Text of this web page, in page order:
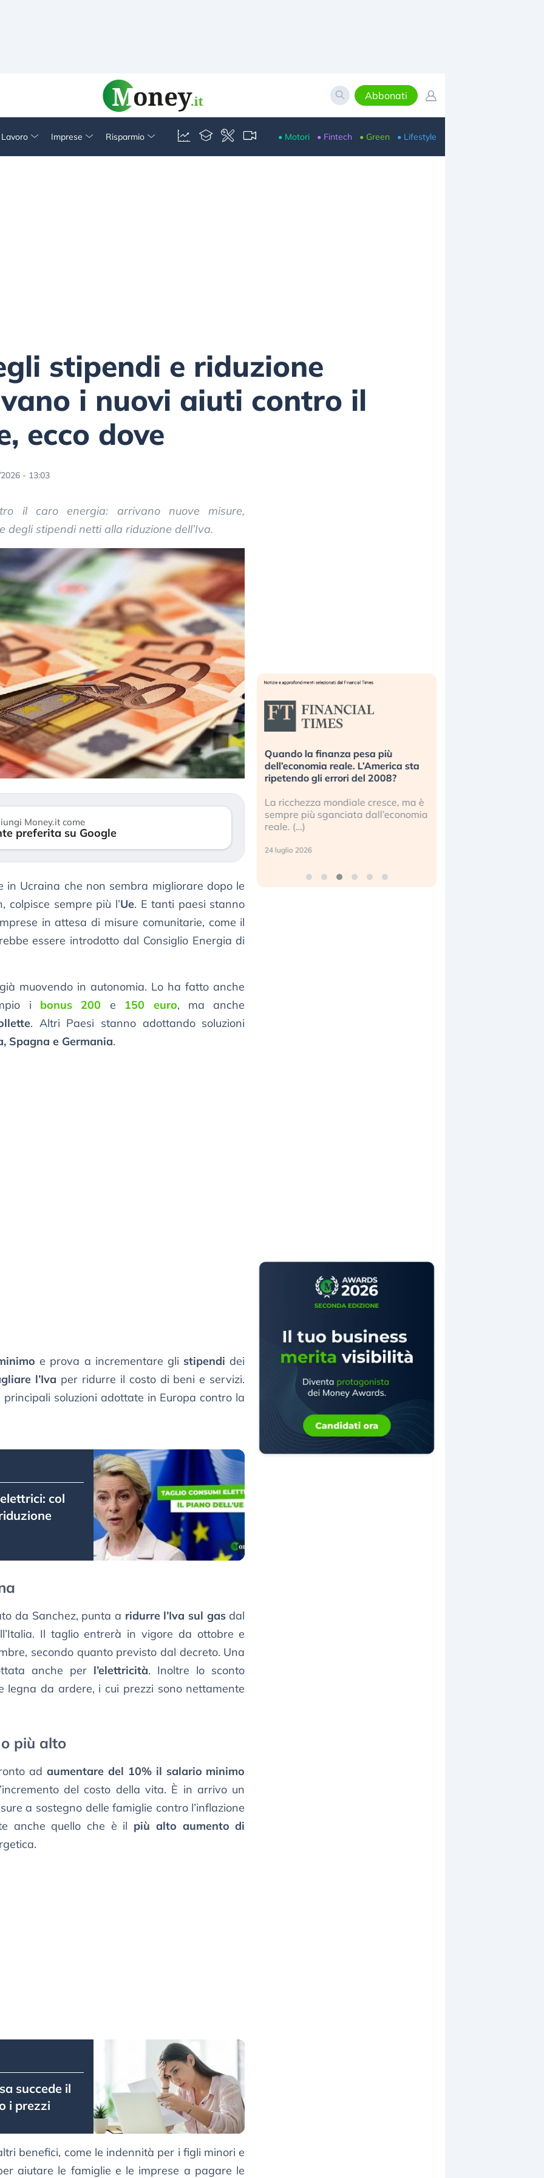
Abbonati
Imprese Risparmio • Motori • Fintech • Green • Lifestyle
stipendi e riduzione
i nuovi aiuti contro il
ecco dove
- 13:03
il caro energia: arrivano nuove misure,
degli stipendi netti alla riduzione dell’Iva.
Money.it come
preferita su Google
in Ucraina che non sembra migliorare dopo le
colpisce sempre più l’Ue. E tanti paesi stanno
in attesa di misure comunitarie, come il
essere introdotto dal Consiglio Energia di
muovendo in autonomia. Lo ha fatto anche
i bonus 200 e 150 euro, ma anche
. Altri Paesi stanno adottando soluzioni
Spagna e Germania.
e prova a incrementare gli stipendi dei
l’Iva per ridurre il costo di beni e servizi.
soluzioni adottate in Europa contro la
col
da Sanchez, punta a ridurre l’Iva sul gasdal
Il taglio entrerà in vigore da ottobre e
secondo quanto previsto dal decreto. Una
anche per l’elettricità. Inoltre lo sconto
legna da ardere, i cui prezzi sono nettamente
più alto
adaumentare del 10% il salario minimo
del costo della vita. È in arrivo un
a sostegno delle famiglie contro l’inflazione
anche quello che è il più alto aumento di
succede il
i prezzi
benefici, come le indennità per i figli minori e
aiutare le famiglie e le imprese a pagare le
alla
il
«La mia vita è rovinata». Investitori
in preda al panico dopo lo scoppio
della bolla AI
Kospi, mentre gli investitori retail (…)
30 luglio 2026
Quando la finanza pesa più
dell’economia reale. L’America sta
ripetendo gli errori del 2008?
La ricchezza mondiale cresce, ma è
sempre più sganciata dall’economia
reale. (…)
24 luglio 2026